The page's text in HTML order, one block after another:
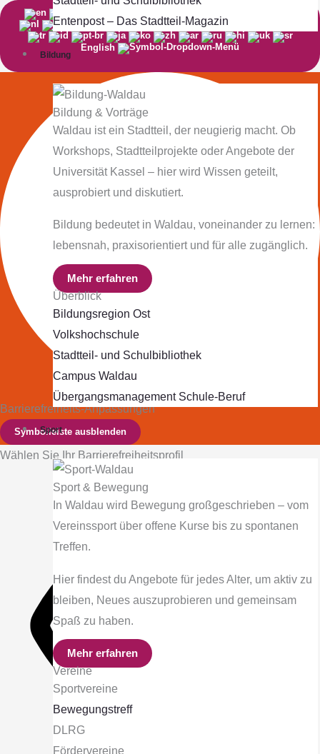
Entenpost – Das Stadtteil-Magazin
Bildung
Bildung & Vorträge
Waldau ist ein Stadtteil, der neugierig macht. Ob
Workshops, Stadtteilprojekte oder Angebote der
Universität Kassel – hier wird Wissen geteilt,
ausprobiert und diskutiert.
Bildung bedeutet in Waldau, voneinander zu lernen:
lebensnah, praxisorientiert und für alle zugänglich.
Mehr erfahren
Überblick
Bildungsregion Ost
Volkshochschule
Stadtteil- und Schulbibliothek
Campus Waldau
Übergangsmanagement Schule‐Beruf
Sport
Sport & Bewegung
In Waldau wird Bewegung großgeschrieben – vom
Vereinssport über offene Kurse bis zu spontanen
Treffen.
Hier findest du Angebote für jedes Alter, um aktiv zu
bleiben, Neues auszuprobieren und gemeinsam
Spaß zu haben.
Mehr erfahren
Vereine
Sportvereine
Bewegungstreff
DLRG
Fördervereine
English
Barrierefreiheits-Anpassungen
Symbolleiste ausblenden
Wählen Sie Ihr Barrierefreiheitsprofil